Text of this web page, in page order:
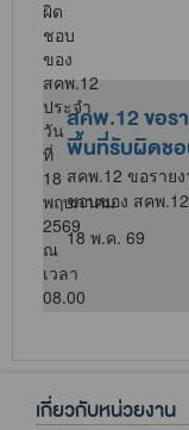
สคพ.12 ขอร
พื้นที่รับผิดชอ
สคพ.12 ขอราย
ชอบของ สคพ
18 พ.ค. 69
เกี่ยวกับหน่วยงาน